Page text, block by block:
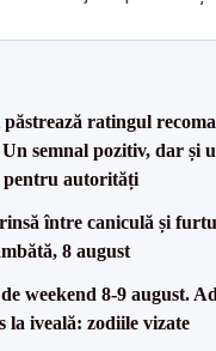
ratingul
semnal pozitiv, dar și
pentru autorități
între caniculă și
8 august
weekend 8-9 august.
la iveală: zodiile vizate